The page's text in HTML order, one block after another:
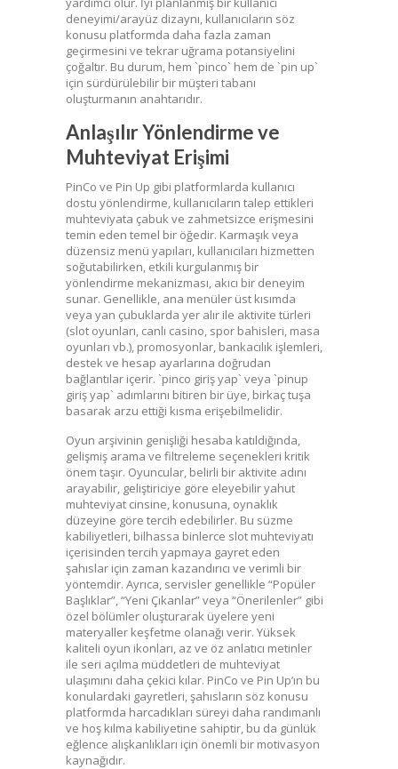
deneyimi/arayüz dizaynı, kullanıcıların söz
konusu platformda daha fazla zaman
geçirmesini ve tekrar uğrama potansiyelini
çoğaltır. Bu durum, hem `pinco` hem de `pin up`
için sürdürülebilir bir müşteri tabanı
oluşturmanın anahtarıdır.
Anlaşılır Yönlendirme ve
Muhteviyat Erişimi
PinCo ve Pin Up gibi platformlarda kullanıcı
dostu yönlendirme, kullanıcıların talep ettikleri
muhteviyata çabuk ve zahmetsizce erişmesini
temin eden temel bir öğedir. Karmaşık veya
düzensiz menü yapıları, kullanıcıları hizmetten
soğutabilirken, etkili kurgulanmış bir
yönlendirme mekanizması, akıcı bir deneyim
sunar. Genellikle, ana menüler üst kısımda
veya yan çubuklarda yer alır ile aktivite türleri
(slot oyunları, canlı casino, spor bahisleri, masa
oyunları vb.), promosyonlar, bankacılık işlemleri,
destek ve hesap ayarlarına doğrudan
bağlantılar içerir. `pinco giriş yap` veya `pinup
giriş yap` adımlarını bitiren bir üye, birkaç tuşa
basarak arzu ettiği kısma erişebilmelidir.
Oyun arşivinin genişliği hesaba katıldığında,
gelişmiş arama ve filtreleme seçenekleri kritik
önem taşır. Oyuncular, belirli bir aktivite adını
arayabilir, geliştiriciye göre eleyebilir yahut
muhteviyat cinsine, konusuna, oynaklık
düzeyine göre tercih edebilirler. Bu süzme
kabiliyetleri, bilhassa binlerce slot muhteviyatı
içerisinden tercih yapmaya gayret eden
şahıslar için zaman kazandırıcı ve verimli bir
yöntemdir. Ayrıca, servisler genellikle “Popüler
Başlıklar”, “Yeni Çıkanlar” veya “Önerilenler” gibi
özel bölümler oluşturarak üyelere yeni
materyaller keşfetme olanağı verir. Yüksek
kaliteli oyun ikonları, az ve öz anlatıcı metinler
ile seri açılma müddetleri de muhteviyat
ulaşımını daha çekici kılar. PinCo ve Pin Up’ın bu
konulardaki gayretleri, şahısların söz konusu
platformda harcadıkları süreyi daha randımanlı
ve hoş kılma kabiliyetine sahiptir, bu da günlük
eğlence alışkanlıkları için önemli bir motivasyon
kaynağıdır.